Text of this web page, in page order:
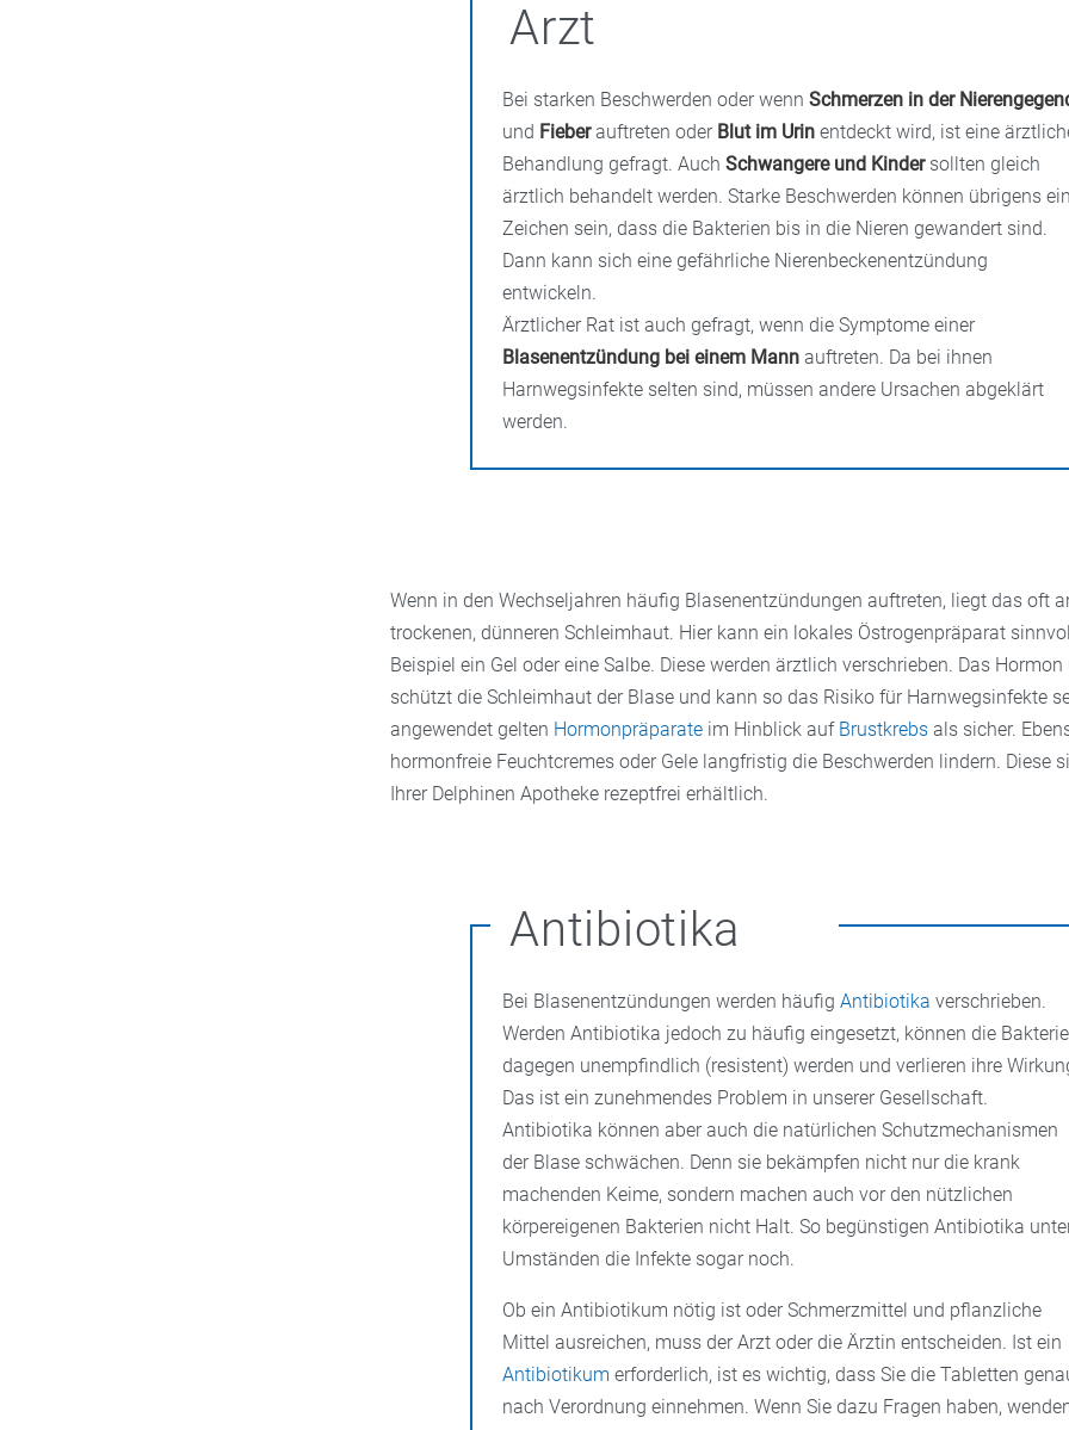
Arzt
Bei starken Beschwerden oder wennSchmerzen in der
und Fieberauftreten oder Blut im Urin entdeckt wird, ist eine
Behandlung gefragt. AuchSchwangere und Kindersollten gleich
ärztlich behandelt werden. Starke Beschwerden können übrigens ein
Zeichen sein, dass die Bakterien bis in die Nieren gewandert sind.
Dann kann sich eine gefährliche Nierenbeckenentzündung
entwickeln.
Ärztlicher Rat ist auch gefragt, wenn die Symptome einer
Blasenentzündung bei einem Mann auftreten. Da bei ihnen
Harnwegsinfekte selten sind, müssen andere Ursachen abgeklärt
werden.
Wenn in den Wechseljahren häufig Blasenentzündungen auftreten, liegt das oft
trockenen, dünneren Schleimhaut. Hier kann ein lokales Östrogenpräparat
Beispiel ein Gel oder eine Salbe. Diese werden ärztlich verschrieben. Das Hormon
schützt die Schleimhaut der Blase und kann so das Risiko für Harnwegsinfekte
angewendet gelten Hormonpräparateim Hinblick auf Brustkrebsals sicher.
hormonfreie Feuchtcremes oder Gele langfristig die Beschwerden lindern. Diese
Ihrer Delphinen Apotheke rezeptfrei erhältlich.
Antibiotika
Bei Blasenentzündungen werden häufigAntibiotikaverschrieben.
Werden Antibiotika jedoch zu häufig eingesetzt, können die
dagegen unempfindlich (resistent) werden und verlieren ihre
Das ist ein zunehmendes Problem in unserer Gesellschaft.
Antibiotika können aber auch die natürlichen Schutzmechanismen
der Blase schwächen. Denn sie bekämpfen nicht nur die krank
machenden Keime, sondern machen auch vor den nützlichen
körpereigenen Bakterien nicht Halt. So begünstigen Antibiotika
Umständen die Infekte sogar noch.
Ob ein Antibiotikum nötig ist oder Schmerzmittel und pflanzliche
Mittel ausreichen, muss der Arzt oder die Ärztin entscheiden. Ist ein
Antibiotikum erforderlich, ist es wichtig, dass Sie die Tabletten
nach Verordnung einnehmen. Wenn Sie dazu Fragen haben,